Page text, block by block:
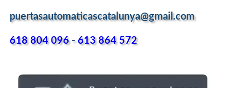
puertasautomaticascatalunya@gmail.com
618 804 096-613 864 572